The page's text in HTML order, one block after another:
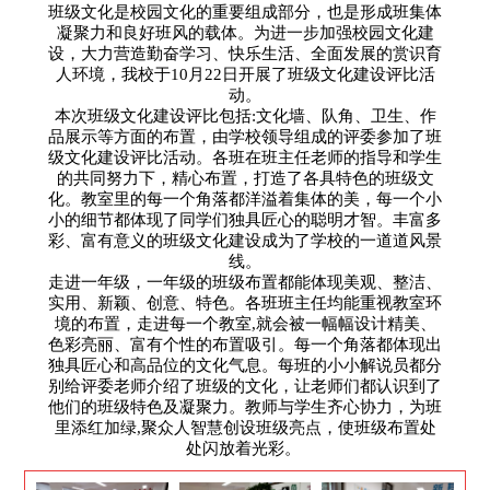
班级文化是校园文化的重要组成部分，也是形成班集体
凝聚力和良好班风的载体。为进一步加强校园文化建
设，大力营造勤奋学习、快乐生活、全面发展的赏识育
人环境，我校于10月22日开展了班级文化建设评比活
动。
本次班级文化建设评比包括:文化墙、队角、卫生、作
品展示等方面的布置，由学校领导组成的评委参加了班
级文化建设评比活动。各班在班主任老师的指导和学生
的共同努力下，精心布置，打造了各具特色的班级文
化。教室里的每一个角落都洋溢着集体的美，每一个小
小的细节都体现了同学们独具匠心的聪明才智。丰富多
彩、富有意义的班级文化建设成为了学校的一道道风景
线。
走进一年级，一年级的班级布置都能体现美观、整洁、
实用、新颖、创意、特色。各班班主任均能重视教室环
境的布置，走进每一个教室,就会被一幅幅设计精美、
色彩亮丽、富有个性的布置吸引。每一个角落都体现出
独具匠心和高品位的文化气息。每班的小小解说员都分
别给评委老师介绍了班级的文化，让老师们都认识到了
他们的班级特色及凝聚力。教师与学生齐心协力，为班
里添红加绿,聚众人智慧创设班级亮点，使班级布置处
处闪放着光彩。